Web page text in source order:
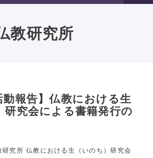
教研究所
動報告】仏教における生
研究会による書籍発行の
研究所 仏教における生（いのち）研究会